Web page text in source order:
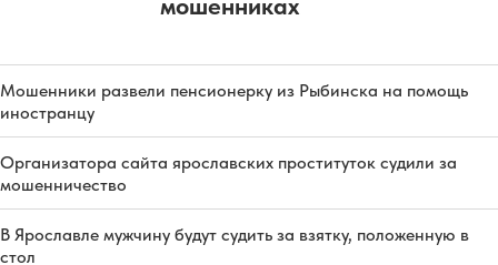
Мошенники развели пенсионерку из Рыбинска на помощь
иностранцу
Организатора сайта ярославских проституток судили за
мошенничество
В Ярославле мужчину будут судить за взятку, положенную в
стол